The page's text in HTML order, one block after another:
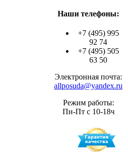
Наши телефоны:
+7 (495) 995
92 74
+7 (495) 505
63 50
Электронная почта:
allposuda@yandex.ru
Режим работы:
Пн-Пт с 10-18ч